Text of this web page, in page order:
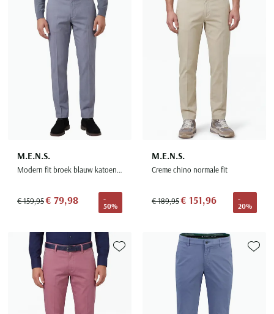
M.E.N.S.
Modern fit broek blauw katoen stretch Meran U
€ 159,95€ 79,98
-
50%
Toevoegen aan favorieten
M.E.N.S.
Creme chino normale fit
€ 189,95€ 151,96
-
20%
Toevoegen aan favorieten